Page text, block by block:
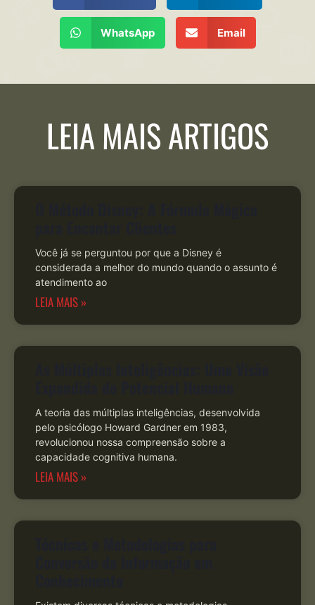
WhatsApp Email
LEIA MAIS ARTIGOS
Você já se perguntou por que a Disney é
considerada a melhor do mundo quando o assunto é
atendimento ao
LEIA MAIS »
A teoria das múltiplas inteligências, desenvolvida
pelo psicólogo Howard Gardner em 1983,
revolucionou nossa compreensão sobre a
capacidade cognitiva humana.
LEIA MAIS »